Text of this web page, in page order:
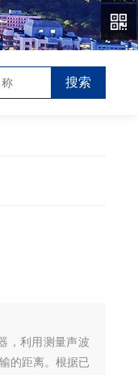
，利用测量声波
的距离。根据已